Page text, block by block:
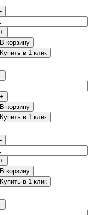
В корзину
Купить в 1 клик
В корзину
Купить в 1 клик
В корзину
Купить в 1 клик